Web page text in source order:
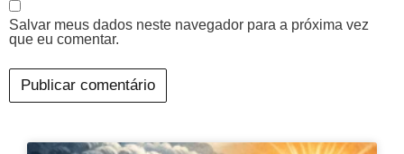
Salvar meus dados neste navegador para a próxima vez
que eu comentar.